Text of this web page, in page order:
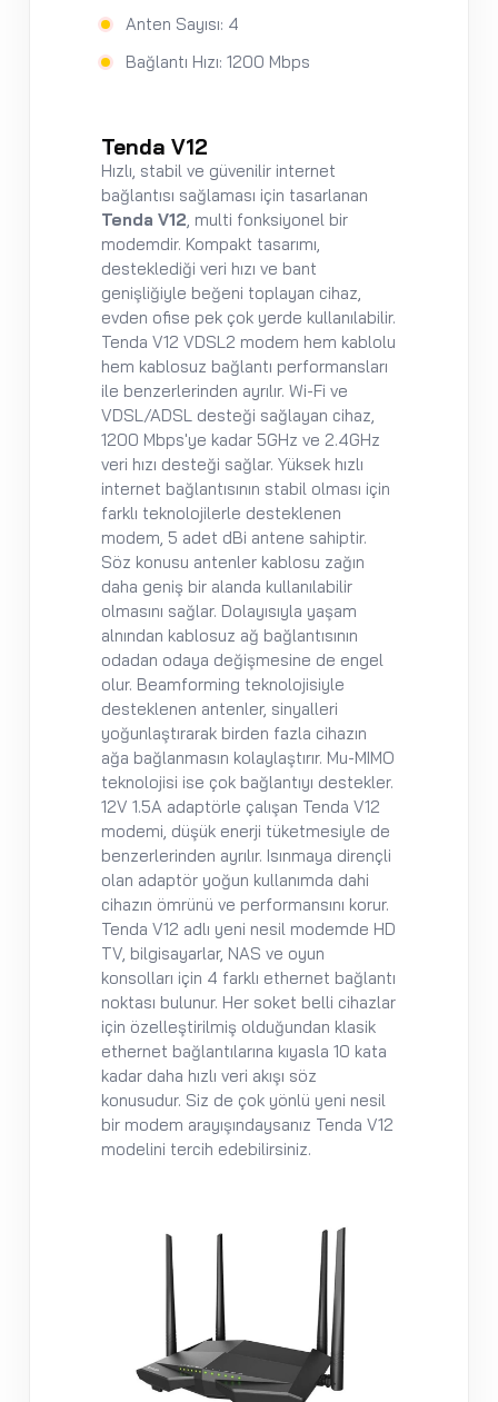
Anten Sayısı: 4
Bağlantı Hızı: 1200 Mbps
Tenda V12
Hızlı, stabil ve güvenilir internet
bağlantısı sağlaması için tasarlanan
Tenda V12, multi fonksiyonel bir
modemdir. Kompakt tasarımı,
desteklediği veri hızı ve bant
genişliğiyle beğeni toplayan cihaz,
evden ofise pek çok yerde kullanılabilir.
Tenda V12 VDSL2 modem hem kablolu
hem kablosuz bağlantı performansları
ile benzerlerinden ayrılır. Wi-Fi ve
VDSL/ADSL desteği sağlayan cihaz,
1200 Mbps'ye kadar 5GHz ve 2.4GHz
veri hızı desteği sağlar. Yüksek hızlı
internet bağlantısının stabil olması için
farklı teknolojilerle desteklenen
modem, 5 adet dBi antene sahiptir.
Söz konusu antenler kablosu zağın
daha geniş bir alanda kullanılabilir
olmasını sağlar. Dolayısıyla yaşam
alnından kablosuz ağ bağlantısının
odadan odaya değişmesine de engel
olur. Beamforming teknolojisiyle
desteklenen antenler, sinyalleri
yoğunlaştırarak birden fazla cihazın
ağa bağlanmasın kolaylaştırır. Mu-MIMO
teknolojisi ise çok bağlantıyı destekler.
12V 1.5A adaptörle çalışan Tenda V12
modemi, düşük enerji tüketmesiyle de
benzerlerinden ayrılır. Isınmaya dirençli
olan adaptör yoğun kullanımda dahi
cihazın ömrünü ve performansını korur.
Tenda V12 adlı yeni nesil modemde HD
TV, bilgisayarlar, NAS ve oyun
konsolları için 4 farklı ethernet bağlantı
noktası bulunur. Her soket belli cihazlar
için özelleştirilmiş olduğundan klasik
ethernet bağlantılarına kıyasla 10 kata
kadar daha hızlı veri akışı söz
konusudur. Siz de çok yönlü yeni nesil
bir modem arayışındaysanız Tenda V12
modelini tercih edebilirsiniz.